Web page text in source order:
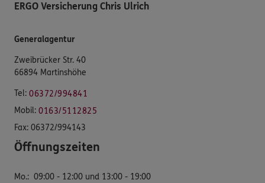
ERGO Versicherung Chris Ulrich
Generalagentur
Zweibrücker Str. 40
66894 Martinshöhe
Tel: 06372/994841
Mobil: 0163/5112825
Fax: 06372/994143
Öffnungszeiten
Mo.: 09:00 - 12:00 und 13:00 - 19:00